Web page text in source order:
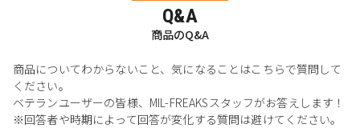
Q&A
商品のQ&A
商品についてわからないこと、気になることはこちらで質問して
ください。
ベテランユーザーの皆様、MIL-FREAKSスタッフがお答えします！
※回答者や時期によって回答が変化する質問は避けてください。